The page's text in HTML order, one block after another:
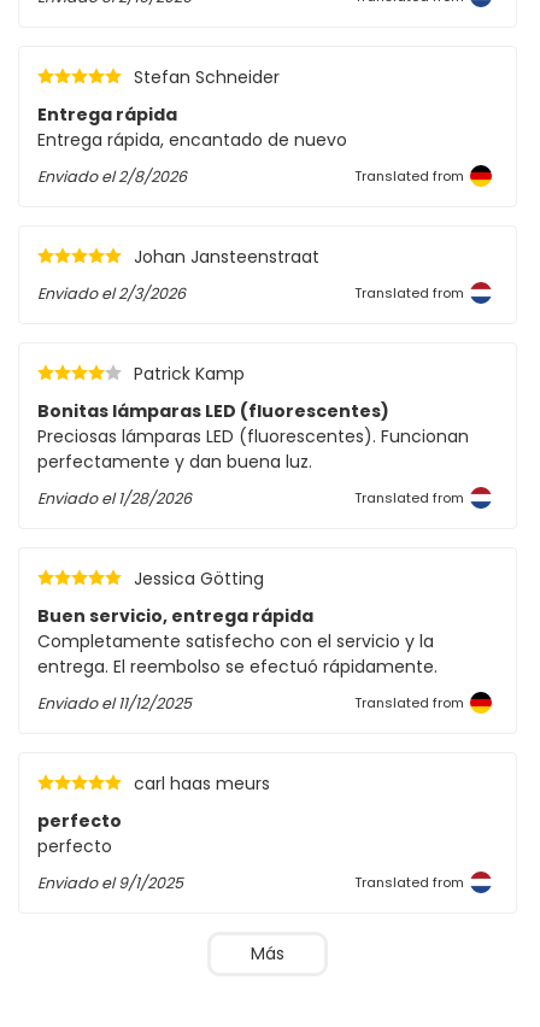
Stefan Schneider
Entrega rápida
Entrega rápida, encantado de nuevo
Enviado el2/8/2026 Translated from
Johan Jansteenstraat
Enviado el2/3/2026 Translated from
Patrick Kamp
Bonitas lámparas LED (fluorescentes)
Preciosas lámparas LED (fluorescentes). Funcionan
perfectamente y dan buena luz.
Enviado el1/28/2026 Translated from
Jessica Götting
Buen servicio, entrega rápida
Completamente satisfecho con el servicio y la
entrega. El reembolso se efectuó rápidamente.
Enviado el11/12/2025 Translated from
carl haas meurs
perfecto
perfecto
Enviado el9/1/2025 Translated from
Más